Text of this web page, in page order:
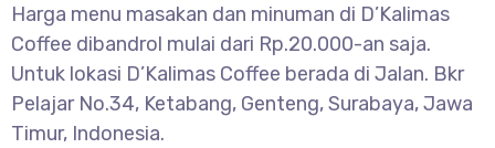
Harga menu masakan dan minuman di D’Kalimas
Coffee dibandrol mulai dari Rp.20.000-an saja.
Untuk lokasi D’Kalimas Coffee berada di Jalan. Bkr
Pelajar No.34, Ketabang, Genteng, Surabaya, Jawa
Timur, Indonesia.